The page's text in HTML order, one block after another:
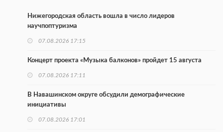
Нижегородская область вошла в число лидеров
научпоптуризма
07.08.2026 17:15
Концерт проекта «Музыка балконов» пройдет 15 августа
07.08.2026 17:11
В Навашинском округе обсудили демографические
инициативы
07.08.2026 17:01